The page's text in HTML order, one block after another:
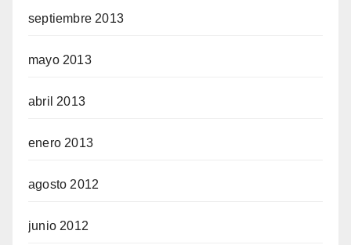
septiembre 2013
mayo 2013
abril 2013
enero 2013
agosto 2012
junio 2012